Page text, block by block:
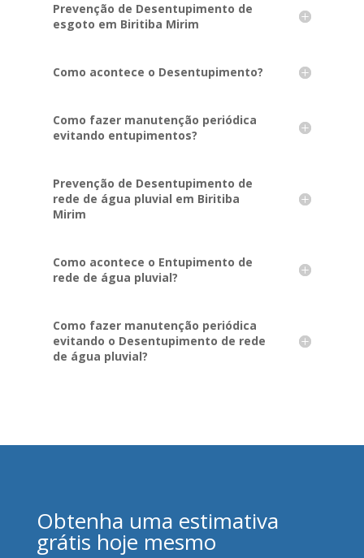
Prevenção de Desentupimento de
esgoto em Biritiba Mirim
Como acontece o Desentupimento?
Como fazer manutenção periódica
evitando entupimentos?
Prevenção de Desentupimento de
rede de água pluvial em Biritiba
Mirim
Como acontece o Entupimento de
rede de água pluvial?
Como fazer manutenção periódica
evitando o Desentupimento de rede
de água pluvial?
Obtenha uma estimativa
grátis hoje mesmo